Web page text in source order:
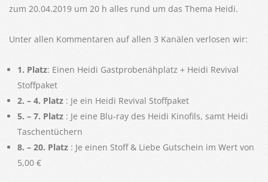
zum 20.04.2019 um 20 h alles rund um das Thema Heidi.
Unter allen Kommentaren auf allen 3 Kanälen verlosen wir:
1. Platz: Einen Heidi Gastprobenähplatz + Heidi Revival
Stoffpaket
2. – 4. Platz : Je ein Heidi Revival Stoffpaket
5. – 7. Platz : Je eine Blu-ray des Heidi Kinofils, samt Heidi
Taschentüchern
8. – 20. Platz : Je einen Stoff & Liebe Gutschein im Wert von
5,00 €